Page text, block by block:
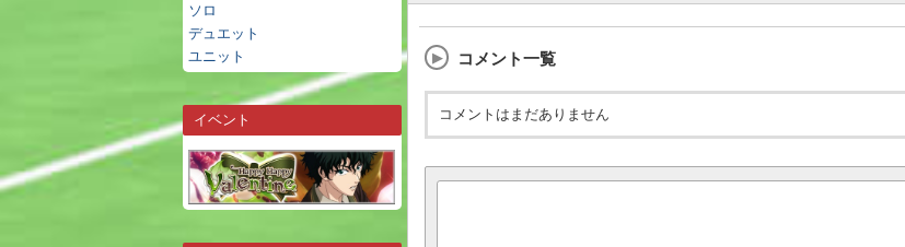
ソロ
デュエット
ユニット
イベント
コメント一覧
コメントはまだありません